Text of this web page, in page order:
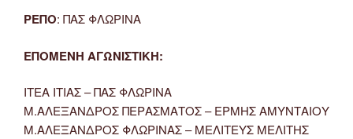
ΡΕΠΟ: ΠΑΣ ΦΛΩΡΙΝΑ
ΕΠΟΜΕΝΗ ΑΓΩΝΙΣΤΙΚΗ:
ΙΤΕΑ ΙΤΙΑΣ – ΠΑΣ ΦΛΩΡΙΝΑ
Μ.ΑΛΕΞΑΝΔΡΟΣ ΠΕΡΑΣΜΑΤΟΣ – ΕΡΜΗΣ ΑΜΥΝΤΑΙΟΥ
Μ.ΑΛΕΞΑΝΔΡΟΣ ΦΛΩΡΙΝΑΣ – ΜΕΛΙΤΕΥΣ ΜΕΛΙΤΗΣ